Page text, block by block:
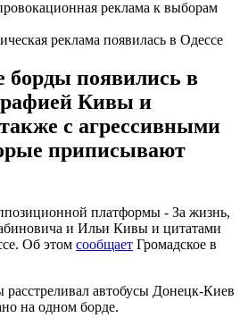
реклама появилась в Одессе
появились в
Кивы и
с агрессивными
приписывают
платформы - За жизнь,
и Ильи Кивы и цитатами
Об этом сообщает Громадское в
автобусы Донецк-Киев
на одном борде.